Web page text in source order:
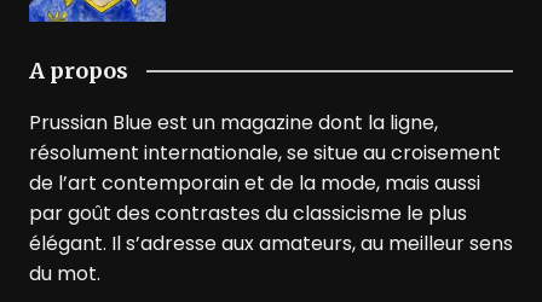
A propos
Prussian Blue est un magazine dont la ligne,
résolument internationale, se situe au croisement
de l’art contemporain et de la mode, mais aussi
par goût des contrastes du classicisme le plus
élégant. Il s’adresse aux amateurs, au meilleur sens
du mot.